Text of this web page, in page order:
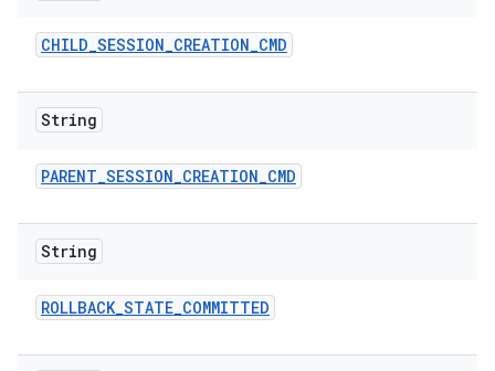
CHILD_SESSION_CREATION_CMD
String
PARENT_SESSION_CREATION_CMD
String
ROLLBACK_STATE_COMMITTED